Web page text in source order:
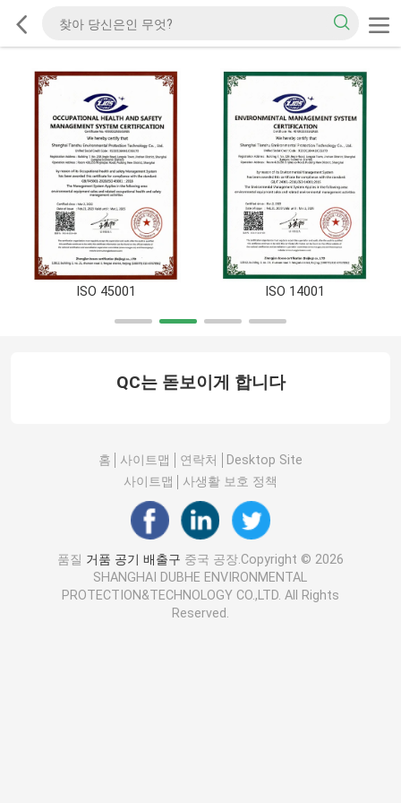
ISO 45001 ISO 14001
QC는 돋보이게 합니다
홈 사이트맵 연락처
Desktop Site
사이트맵
사생활 보호 정책
품질 거품 공기 배출구 중국 공장.Copyright © 2026
SHANGHAI DUBHE ENVIRONMENTAL
PROTECTION&TECHNOLOGY CO.,LTD. All Rights
Reserved.